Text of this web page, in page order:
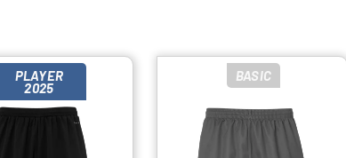
PLAYER
2025
BASIC